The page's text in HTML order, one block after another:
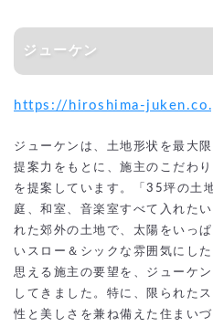
ジューケン
https://hiroshima-
ジューケンは、土地形状を最大
提案力をもとに、施主のこだわ
を提案しています。「35坪の土
庭、和室、音楽室すべて入れた
れた郊外の土地で、太陽をいっ
いスロー＆シックな雰囲気にし
思える施主の要望を、ジューケ
してきました。特に、限られた
性と美しさを兼ね備えた住まい